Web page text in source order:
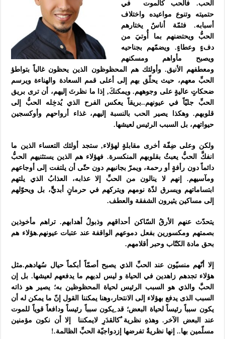
الحب. فالحب كالموت في
حتميته وتنوع مواعيده واختلاف
أسبابه. فثمّة أناسٌ يختارهم
الحبُّ ويحتضنهم بما أُوتيَ من
دفءٍ وعطاءٍ. ويضمّهم بجناحيه
ويصبح مأواهم ومسكنهم
ومعطفهم الأنيق. وأولئك هم المحظوظون الذين يحظون غالباً بتواطؤ
الحبِّ معهم، حيث يحلّق بهم إلى أعلى قمم السعادة والهناءة ويرسم
ضحكاتٍ عاليةٍ على وجوههم. ويمكنكَ, إذا ما نظرتَ إليهم، أن ترى بريق
الحبِّ جليّاً في عيونهم..بريقاً يعكس الفرح الذي يُدخِله الحبُّ إلى
قلوبهم. وهكذا يصير الحب بالنسبة
إليهم، غذاء أرواحهم وأوكسجين
حيواتهم، بل السبب الرئيس لعيشها.
ولكن وعلى ضِفّة أخرى مقابلةٍ لهؤلاء, ستجد أولئك التعساء الذين ما
انفكَّ الحبُّ يعبثُ بقلوبهم المنكسرة. فهؤلاء هم الذين يستثنيهم الحبُّ
دائماً دون رأفةٍ أو رحمة، ويمرّ بجانبهم دون حتّى أن يلتفت إلى أوجاعهم
ومآسيهم. إنهم لا ينالون من الحبِّ إلا عذابه، العذابُ الذي يلتهم
ابتساماتهم ويسرق لذّة نومهم ويتركهم في حرمانٍ أبديٍّ، بل ويحوّلهم
إلى مساكين يثيرون الشفقة والعطف.
يتحدّث عنهم الأرقُ السّاكن أحداقهم وذبولُ أهدابهم. تراهم مأخوذين
بصمتهم ومكسورين بفعل دموعهم الواقفة عند عتبات عيونهم.هؤلاء هم
بحق مادة الكتّاب وحبر أقلامهم.
إلا أنّهم منسيّون عند الحبِّ الذي يصبح أصمّاً أبكماً حيال سُهادهم.مثل
هؤلاء تجدهم زاهدين في الحياة و ليس لديهم ما يدفعهم لعيشها. بل إن
الحبَّ والذي هو السبب الرئيس لحياة المحظوظين به؛ يصير هو ذاته
السبب الذى يدفع بهؤلاء إلى الانتحار،وهنا يمكننا القول إنّ ما يمكن له أن
يكون سبباً رئيساً لحياة البعض؛ قد ِيكون سبباً رئيساً ودافعاً قوياً للموت
عند البعض الآخر. وهذهِ نظرية ٌكالقدَرِ لايمكننا إلا أن نكون مؤمنين
مسلّمين بها.. إنها نظريةٌ تفرضها إزدواجيّة الحبِّ الظالمة.!